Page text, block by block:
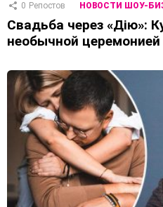
0 Репостов НОВОСТИ ШОУ-
Свадьба через «Дію»:
необычной церемонией